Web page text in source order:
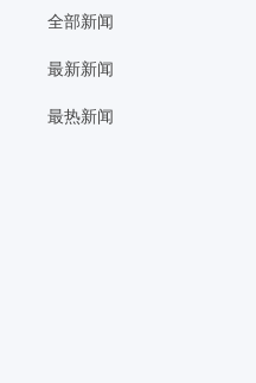
全部新闻
最新新闻
最热新闻